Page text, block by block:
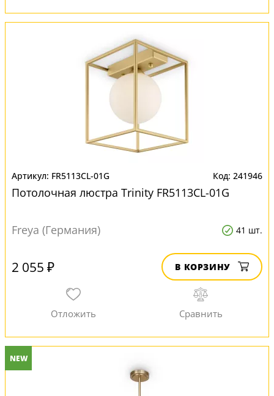
FR5113CL-01G 241946
Потолочная люстра Trinity FR5113CL-01G
Freya (Германия) 41 шт.
2 055 ₽ В КОРЗИНУ
NEW